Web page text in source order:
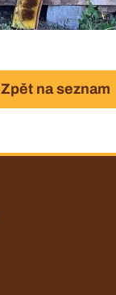
Zpět na seznam